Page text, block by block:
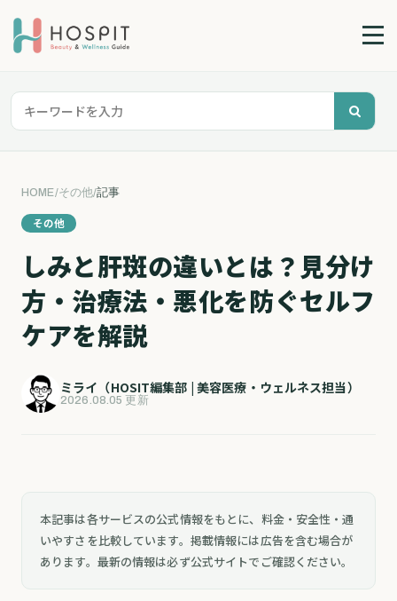
HOME/その他/記事
その他
しみと肝斑の違いとは？見分け
方・治療法・悪化を防ぐセルフ
ケアを解説
ミライ（HOSIT編集部 | 美容医療・ウェルネス担当）
2026.08.05 更新
本記事は各サービスの公式情報をもとに、料金・安全性・通
いやすさを比較しています。掲載情報には広告を含む場合が
あります。最新の情報は必ず公式サイトでご確認ください。